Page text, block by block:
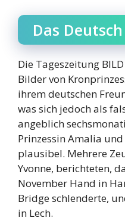
Das Deutsch
Die Tageszeitung
Bilder von
ihrem deutschen
was sich jedoch als
angeblich
Prinzessin Amalia
plausibel. Mehrere
Yvonne, berichteten,
November Hand in
Bridge schlenderte,
in Lech.